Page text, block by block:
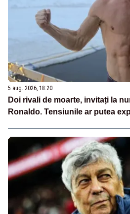
5 aug. 2026, 18:20
Doi rivali de moarte, invitați la
Ronaldo. Tensiunile ar putea